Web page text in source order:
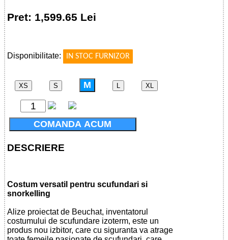
Pret: 1,599.65 Lei
Disponibilitate:
IN STOC FURNIZOR
XS S M L XL
COMANDA ACUM
DESCRIERE
Costum versatil pentru scufundari si
snorkelling
Alize proiectat de Beuchat, inventatorul
costumului de scufundare izoterm, este un
produs nou izbitor, care cu siguranta va atrage